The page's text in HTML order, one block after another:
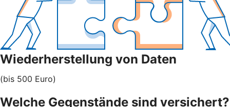
Wiederherstellung von Daten
(bis 500 Euro)
Welche Gegenstände sind versichert?